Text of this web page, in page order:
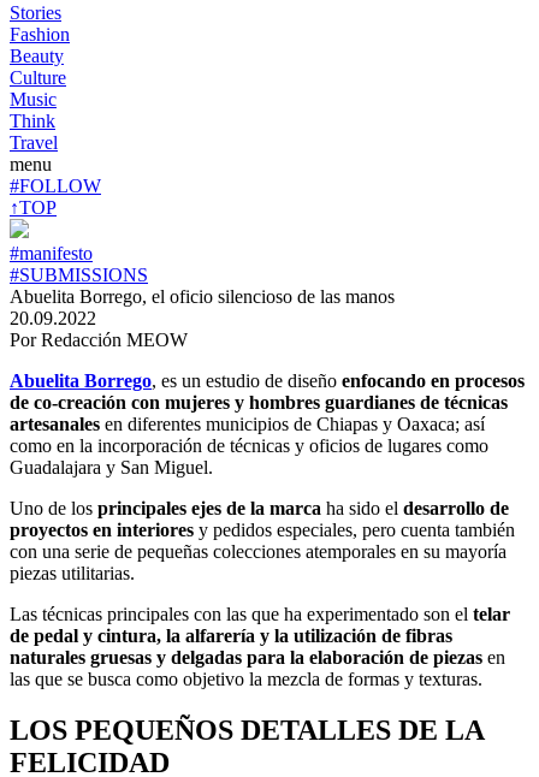
Stories
Fashion
Beauty
Culture
Music
Think
Travel
menu
#FOLLOW
↑TOP
#manifesto
#SUBMISSIONS
Abuelita Borrego, el oficio silencioso de las manos
20.09.2022
Por Redacción MEOW
Abuelita Borrego, es un estudio de diseño enfocando en procesos
de co-creación con mujeres y hombres guardianes de técnicas
artesanales en diferentes municipios de Chiapas y Oaxaca; así
como en la incorporación de técnicas y oficios de lugares como
Guadalajara y San Miguel.
Uno de los principales ejes de la marca ha sido el desarrollo de
proyectos en interiores y pedidos especiales, pero cuenta también
con una serie de pequeñas colecciones atemporales en su mayoría
piezas utilitarias.
Las técnicas principales con las que ha experimentado son el telar
de pedal y cintura, la alfarería y la utilización de fibras
naturales gruesas y delgadas para la elaboración de piezas en
las que se busca como objetivo la mezcla de formas y texturas.
LOS PEQUEÑOS DETALLES DE LA
FELICIDAD